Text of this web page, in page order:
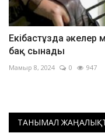
Екібастұзда
бақ сынады
Мамыр 8, 2024 0 947
ТАНЫМАЛ